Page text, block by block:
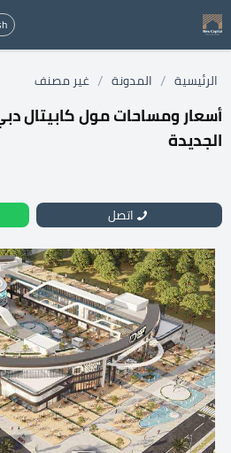
الرئيسية / المدونة / غير مصنف
أسعار ومساحات مول كابيتال
الجديدة
اتصل